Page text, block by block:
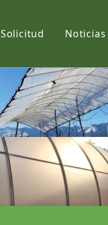
Solicitud Noticias